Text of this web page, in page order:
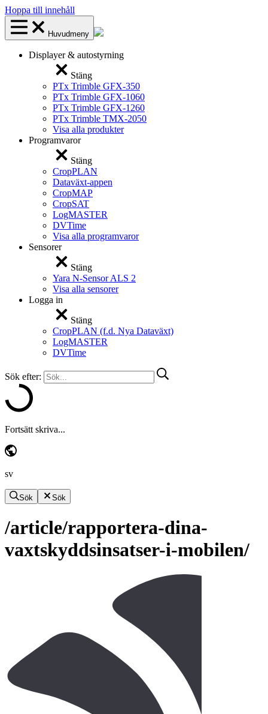
Hoppa till innehåll
Huvudmeny
Displayer & autostyrning
Stäng
PTx Trimble GFX-350
PTx Trimble GFX-1060
PTx Trimble GFX-1260
PTx Trimble TMX-2050
Visa alla produkter
Programvaror
Stäng
CropPLAN
Dataväxt-appen
CropMAP
CropSAT
LogMASTER
DVTime
Visa alla programvaror
Sensorer
Stäng
Yara N-Sensor ALS 2
Visa alla sensorer
Logga in
Stäng
CropPLAN (f.d. Nya Dataväxt)
LogMASTER
DVTime
Sök efter:
Fortsätt skriva...
sv
Sök Sök
/article/rapportera-dina-
vaxtskyddsinsatser-i-mobilen/